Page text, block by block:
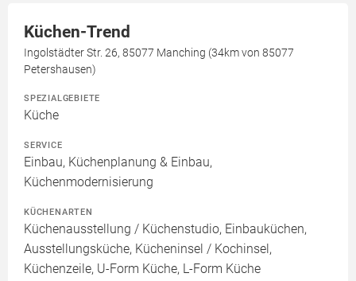
Küchen-Trend
Ingolstädter Str. 26, 85077 Manching (34km von 85077
Petershausen)
SPEZIALGEBIETE
Küche
SERVICE
Einbau, Küchenplanung & Einbau,
Küchenmodernisierung
KÜCHENARTEN
Küchenausstellung / Küchenstudio, Einbauküchen,
Ausstellungsküche, Kücheninsel / Kochinsel,
Küchenzeile, U-Form Küche, L-Form Küche